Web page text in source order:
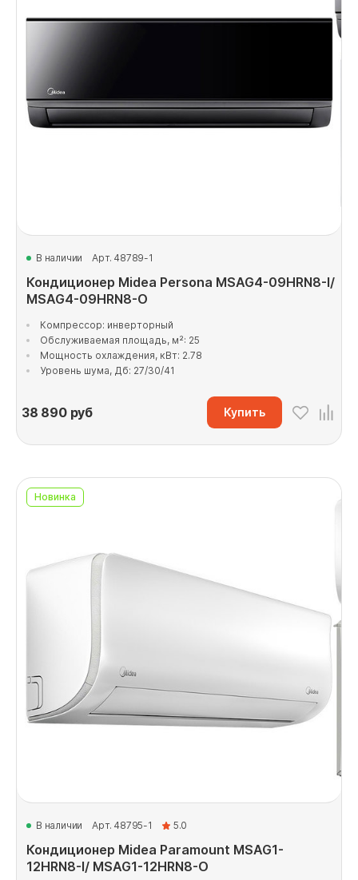
В наличии Арт. 48789-1
Кондиционер Midea Persona MSAG4-09HRN8-I/
MSAG4-09HRN8-O
Компрессор: инверторный
Обслуживаемая площадь, м²: 25
Мощность охлаждения, кВт: 2.78
Уровень шума, Дб: 27/30/41
38 890руб Купить
Новинка
В наличии Арт. 48795-1 5.0
Кондиционер Midea Paramount MSAG1-
12HRN8-I/ MSAG1-12HRN8-O